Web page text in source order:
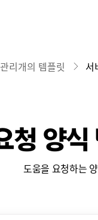
리개의 템플릿 서
청 양식
도움을 요청하는